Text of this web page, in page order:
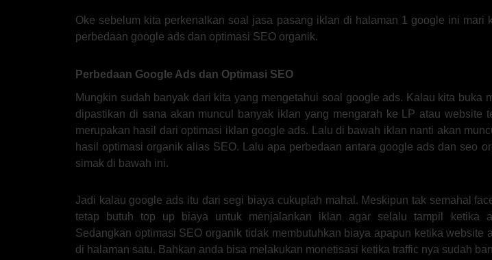
Oke sebelum kita perkenalkan soal jasa pasang iklan di halaman 1 google ini mari
perbedaan google ads dan optimasi SEO organik.
Perbedaan Google Ads dan Optimasi SEO
Mungkin sudah banyak dari kita yang mengetahui soal google ads. Kalau kita buka
dipastikan di sana akan muncul banyak iklan yang mengarah ke LP atau website
merupakan hasil dari optimasi iklan google ads. Lalu di bawah iklan nanti akan
hasil optimasi organik alias SEO. Lalu apa perbedaan antara google ads dan seo
simak di bawah ini.
Jadi kalau google ads itu dari segi biaya cukuplah mahal. Meskipun tak semahal
tetap butuh top up biaya untuk menjalankan iklan agar selalu tampil ketika
Sedangkan optimasi SEO organik tidak membutuhkan biaya apapun ketika website
di halaman satu. Bahkan anda bisa melakukan monetisasi ketika traffic nya sudah